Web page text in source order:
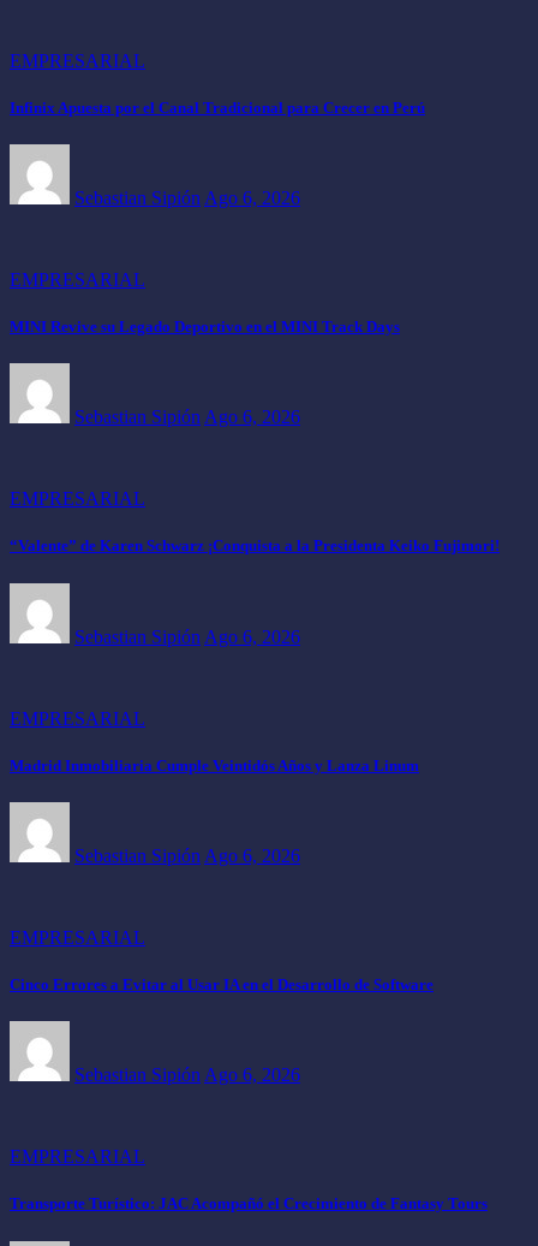
EMPRESARIAL
Infinix Apuesta por el Canal Tradicional para Crecer en Perú
Sebastian Sipión Ago 6, 2026
EMPRESARIAL
MINI Revive su Legado Deportivo en el MINI Track Days
Sebastian Sipión Ago 6, 2026
EMPRESARIAL
“Valente” de Karen Schwarz ¡Conquista a la Presidenta Keiko Fujimori!
Sebastian Sipión Ago 6, 2026
EMPRESARIAL
Madrid Inmobiliaria Cumple Veintidós Años y Lanza Linum
Sebastian Sipión Ago 6, 2026
EMPRESARIAL
Cinco Errores a Evitar al Usar IA en el Desarrollo de Software
Sebastian Sipión Ago 6, 2026
EMPRESARIAL
Transporte Turístico: JAC Acompañó el Crecimiento de Fantasy Tours